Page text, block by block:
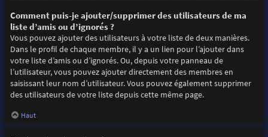
Comment puis-je ajouter/supprimer des utilisateurs de ma
liste d’amis ou d’ignorés ?
Vous pouvez ajouter des utilisateurs à votre liste de deux manières.
Dans le profil de chaque membre, il y a un lien pour l’ajouter dans
votre liste d’amis ou d’ignorés. Ou, depuis votre panneau de
l’utilisateur, vous pouvez ajouter directement des membres en
saisissant leur nom d’utilisateur. Vous pouvez également supprimer
des utilisateurs de votre liste depuis cette même page.
Haut